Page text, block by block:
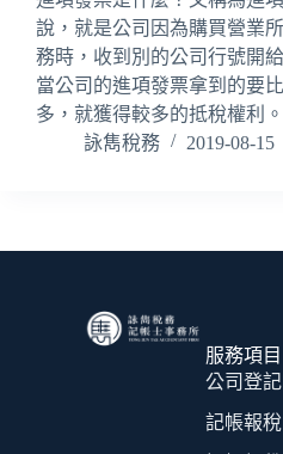
說，就是公司因為購買營業
務時，收到別的公司行號開
當公司的進項發票拿到的要
多，就獲得較多的抵稅權利。
詠雋稅務
2019-08-15
服務項目
公司登
記帳報